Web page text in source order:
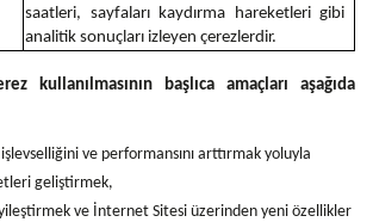
saatleri, sayfaları kaydırma hareketleri gibi
analitik sonuçları izleyen çerezlerdir.
kullanılmasının başlıca amaçları aşağıda
ve performansını arttırmak yoluyla
geliştirmek,
ve İnternet Sitesi üzerinden yeni özellikler